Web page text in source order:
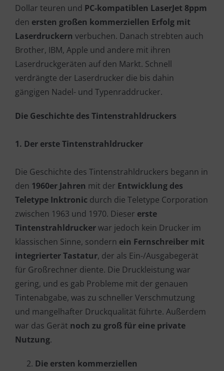
Dollar teuren und PC-kompatiblen LaserJet 8ppm
den ersten großen kommerziellen Erfolg mit
Laserdruckern verbuchen. Danach strebten auch
Brother, IBM, Apple und andere mit ihren
Laserdruckgeräten auf den Markt. Schnell
verdrängte der Laserdrucker die bis dahin
gängigen Nadel- und Typenraddrucker.
Die Geschichte des Tintenstrahldruckers
1. Der erste Tintenstrahldrucker
Die Geschichte des Tintenstrahldruckers begann in
den 1960er Jahren mit der Entwicklung des
Teletype Inktronic durch die Teletype Corporation
zwischen 1963 und 1970. Dieser erste
Tintenstrahldruckerwar jedoch kein Drucker im
klassischen Sinne, sondern ein Fernschreiber mit
integrierter Tastatur, der als Ein-/Ausgabegerät
für Großrechner diente. Die Druckleistung war
gering, und es gab Probleme mit der genauen
Tintenabgabe, was zu schneller Verschmutzung
und mangelhafter Druckqualität führte. Außerdem
war das Gerät noch zu groß für eine private
Nutzung.
Die ersten kommerziellen